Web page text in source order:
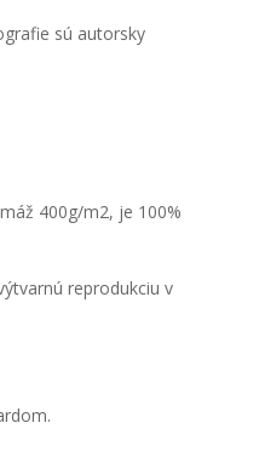
sú autorsky
400g/m2, je 100%
reprodukciu v